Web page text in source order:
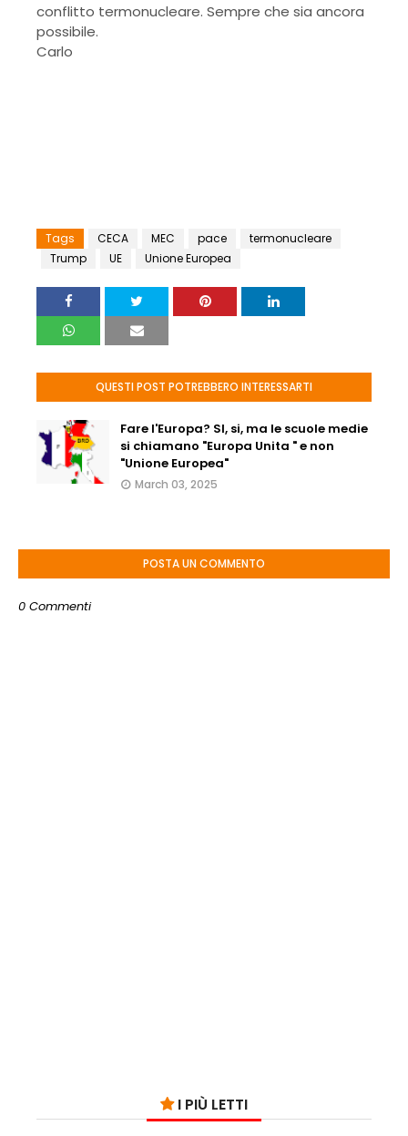
conflitto termonucleare. Sempre che sia ancora
possibile.
Carlo
Tags CECA MEC pace
termonucleare
Trump
UE Unione Europea
QUESTI POST POTREBBERO INTERESSARTI
Fare l'Europa? SI, si, ma le scuole medie
si chiamano "Europa Unita " e non
"Unione Europea"
March 03, 2025
POSTA UN COMMENTO
0 Commenti
I PIÙ LETTI